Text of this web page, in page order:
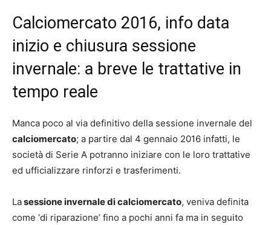
Calciomercato 2016, info data
inizio e chiusura sessione
invernale: a breve le trattative in
tempo reale
Manca poco al via definitivo della sessione invernale del
calciomercato; a partire dal 4 gennaio 2016 infatti, le
società di Serie A potranno iniziare con le loro trattative
ed ufficializzare rinforzi e trasferimenti.
Lasessione invernale di calciomercato, veniva definita
come ‘di riparazione’ fino a pochi anni fa ma in seguito